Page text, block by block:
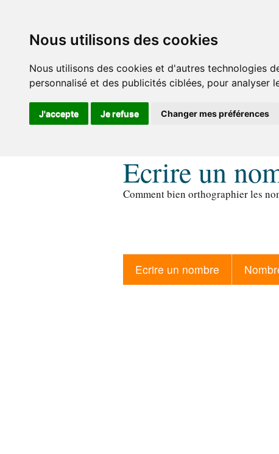
Nous utilisons des cookies
Nous utilisons des cookies et d'autres technologies
personnalisé et des publicités ciblées, pour
J'accepte Je refuse Changer mes préférences
Ecrire un
Comment bien orthographier les
Ecrire un nombre